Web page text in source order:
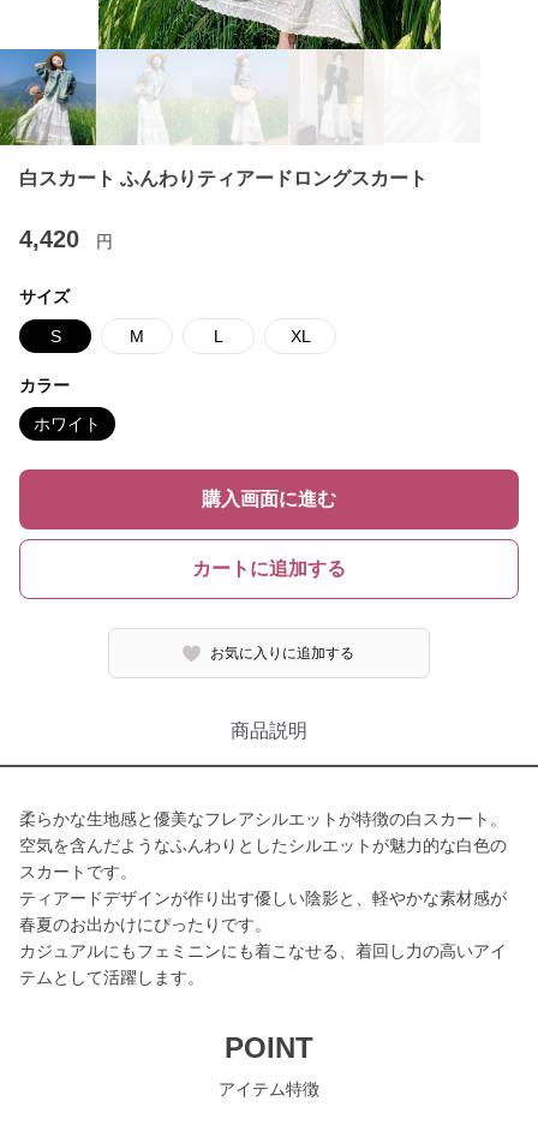
白スカート ふんわりティアードロングスカート
4,420 円
サイズ
S M L XL
カラー
ホワイト
購入画面に進む
カートに追加する
お気に入りに追加する
商品説明
柔らかな生地感と優美なフレアシルエットが特徴の白スカート。
空気を含んだようなふんわりとしたシルエットが魅力的な白色の
スカートです。
ティアードデザインが作り出す優しい陰影と、軽やかな素材感が
春夏のお出かけにぴったりです。
カジュアルにもフェミニンにも着こなせる、着回し力の高いアイ
テムとして活躍します。
POINT
アイテム特徴